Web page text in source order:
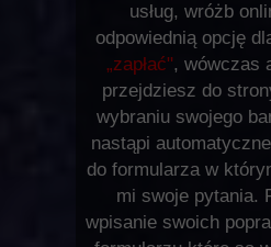
usług, wróżb
odpowiednią opcję
„zapłać", wówczas
przejdziesz do
wybraniu swojego
nastąpi
do formularza w
mi swoje pytania.
wpisanie swoich